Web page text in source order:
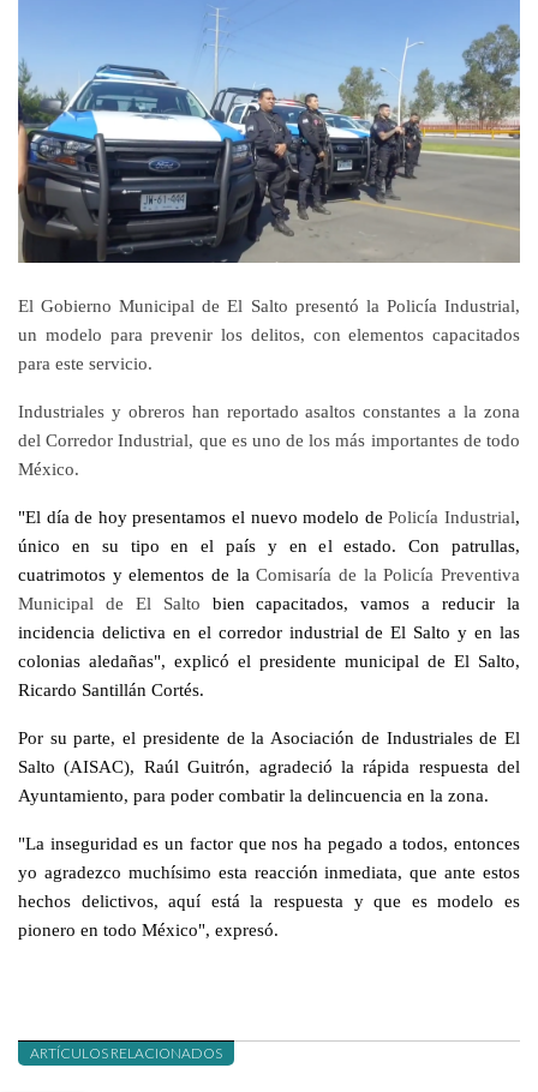
El Gobierno Municipal de El Salto presentó la Policía Industrial,
un modelo para prevenir los delitos, con elementos capacitados
para este servicio.
Industriales y obreros han reportado asaltos constantes a la zona
del Corredor Industrial, que es uno de los más importantes de todo
México.
"El día de hoy presentamos el nuevo modelo dePolicía Industrial,
único en su tipo en el país y en el estado. Con patrullas,
cuatrimotos y elementos de laComisaría de la Policía Preventiva
Municipal de El Salto bien capacitados, vamos a reducir la
incidencia delictiva en el corredor industrial de El Salto y en las
colonias aledañas", explicó el presidente municipal de El Salto,
Ricardo Santillán Cortés.
Por su parte, el presidente de la Asociación de Industriales de El
Salto (AISAC), Raúl Guitrón, agradeció la rápida respuesta del
Ayuntamiento, para poder combatir la delincuencia en la zona.
"La inseguridad es un factor que nos ha pegado a todos, entonces
yo agradezco muchísimo esta reacción inmediata, que ante estos
hechos delictivos, aquí está la respuesta y que es modelo es
pionero en todo México", expresó.
ARTÍCULOS RELACIONADOS